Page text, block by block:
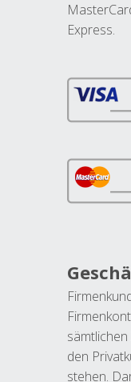
Express.
den
stehen.